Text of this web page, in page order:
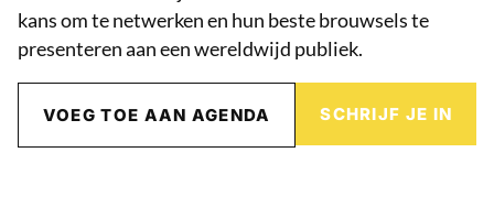
kans om te netwerken en hun beste brouwsels te
presenteren aan een wereldwijd publiek.
VOEG TOE AAN AGENDA SCHRIJF JE IN